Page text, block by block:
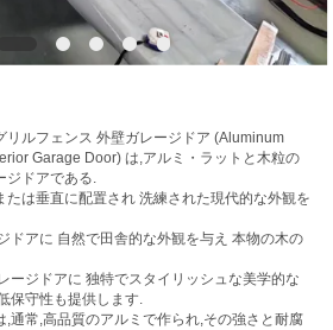
リルフェンス 外壁ガレージドア (Aluminum
Garage Door) は,アルミ・ラットと木粒の
ジドアである.
たは垂直に配置され 洗練された現代的な外観を
ドアに 自然で田舎的な外観を与え 本物の木の
ージドアに 独特でスタイリッシュな美学的な
保守性も提供します.
,通常,高品質のアルミで作られ,その強さと耐腐